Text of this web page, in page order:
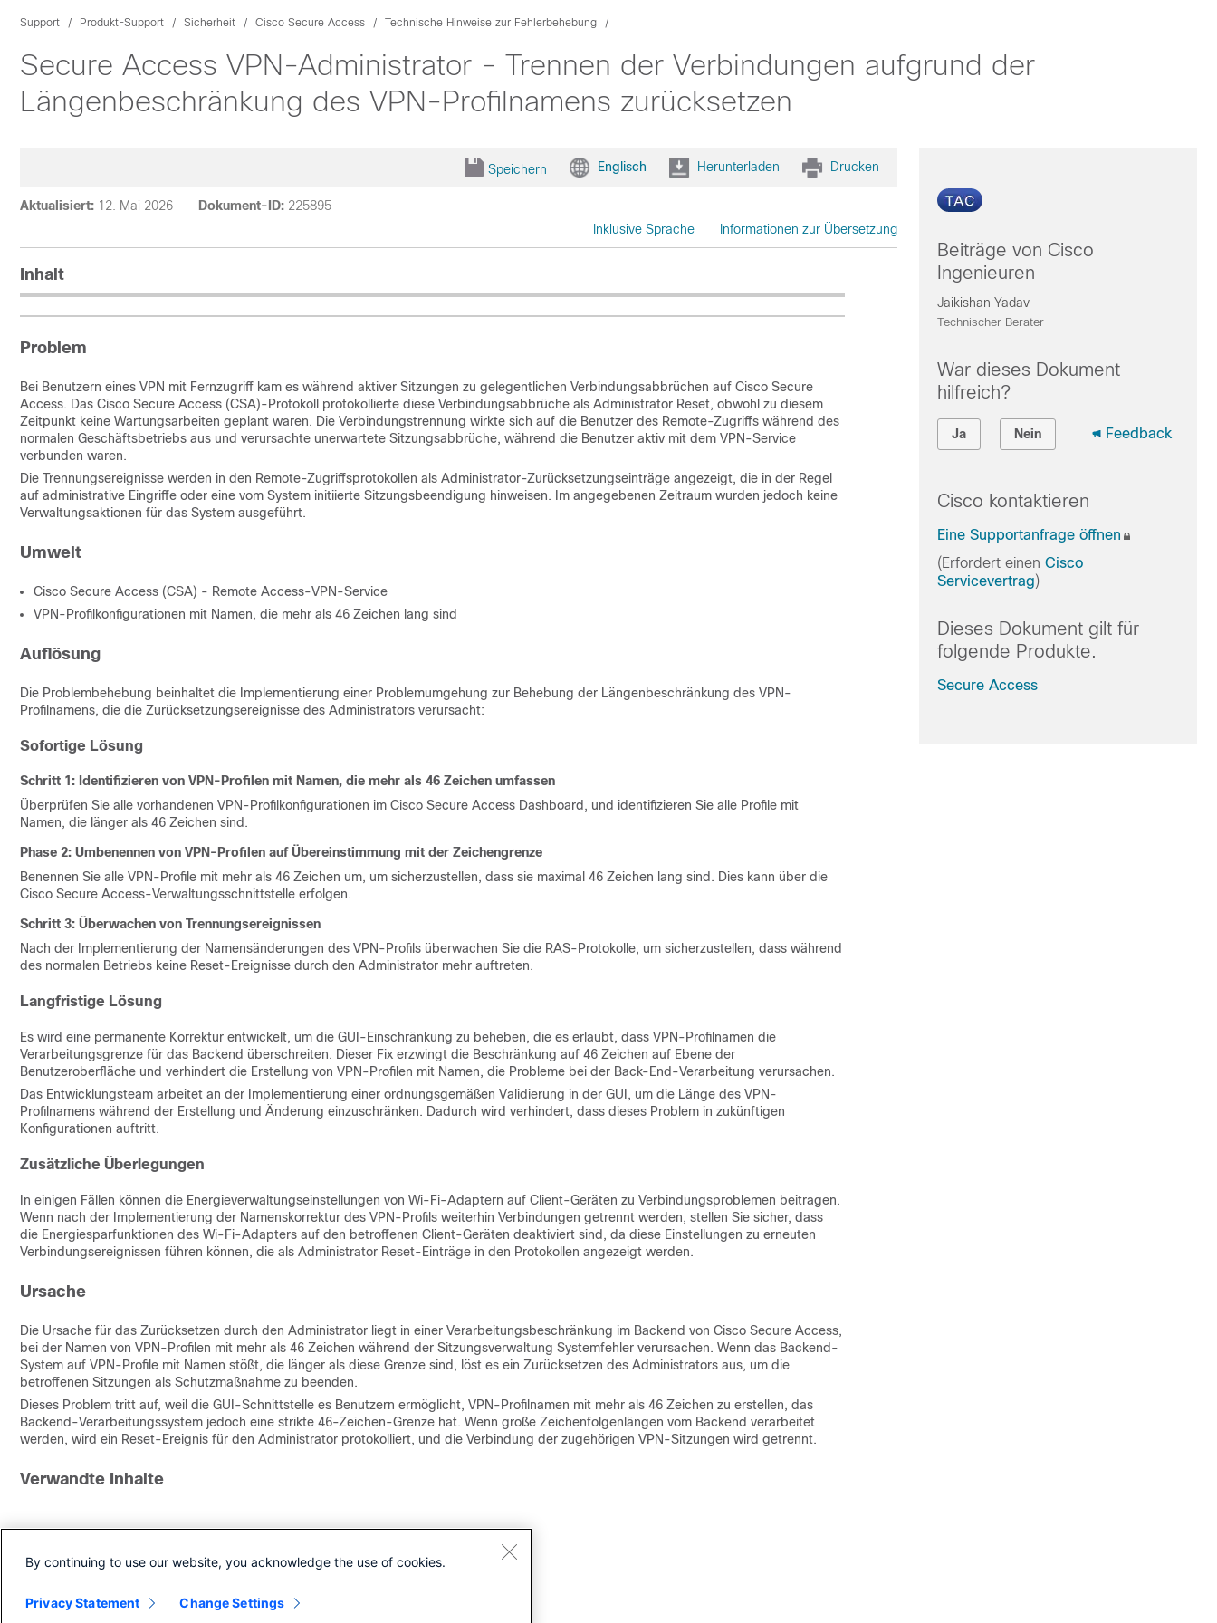
Support Produkt-Support Sicherheit Cisco Secure Access Technische Hinweise zur Fehlerbehebung
Secure Access VPN-Administrator - Trennen der Verbindungen aufgrund der
Längenbeschränkung des VPN-Profilnamens zurücksetzen
Speichern Englisch Herunterladen Drucken
Aktualisiert: 12. Mai 2026 Dokument-ID: 225895
Inklusive Sprache
Informationen zur Übersetzung
Inhalt
Problem
Bei Benutzern eines VPN mit Fernzugriff kam es während aktiver Sitzungen zu gelegentlichen Verbindungsabbrüchen auf Cisco Secure
Access. Das Cisco Secure Access (CSA)-Protokoll protokollierte diese Verbindungsabbrüche als Administrator Reset, obwohl zu diesem
Zeitpunkt keine Wartungsarbeiten geplant waren. Die Verbindungstrennung wirkte sich auf die Benutzer des Remote-Zugriffs während des
normalen Geschäftsbetriebs aus und verursachte unerwartete Sitzungsabbrüche, während die Benutzer aktiv mit dem VPN-Service
verbunden waren.
Die Trennungsereignisse werden in den Remote-Zugriffsprotokollen als Administrator-Zurücksetzungseinträge angezeigt, die in der Regel
auf administrative Eingriffe oder eine vom System initiierte Sitzungsbeendigung hinweisen. Im angegebenen Zeitraum wurden jedoch keine
Verwaltungsaktionen für das System ausgeführt.
Umwelt
Cisco Secure Access (CSA) - Remote Access-VPN-Service
VPN-Profilkonfigurationen mit Namen, die mehr als 46 Zeichen lang sind
Auflösung
Die Problembehebung beinhaltet die Implementierung einer Problemumgehung zur Behebung der Längenbeschränkung des VPN-
Profilnamens, die die Zurücksetzungsereignisse des Administrators verursacht:
Sofortige Lösung
Schritt 1: Identifizieren von VPN-Profilen mit Namen, die mehr als 46 Zeichen umfassen
Überprüfen Sie alle vorhandenen VPN-Profilkonfigurationen im Cisco Secure Access Dashboard, und identifizieren Sie alle Profile mit
Namen, die länger als 46 Zeichen sind.
Phase 2: Umbenennen von VPN-Profilen auf Übereinstimmung mit der Zeichengrenze
Benennen Sie alle VPN-Profile mit mehr als 46 Zeichen um, um sicherzustellen, dass sie maximal 46 Zeichen lang sind. Dies kann über die
Cisco Secure Access-Verwaltungsschnittstelle erfolgen.
Schritt 3: Überwachen von Trennungsereignissen
Nach der Implementierung der Namensänderungen des VPN-Profils überwachen Sie die RAS-Protokolle, um sicherzustellen, dass während
des normalen Betriebs keine Reset-Ereignisse durch den Administrator mehr auftreten.
Langfristige Lösung
Es wird eine permanente Korrektur entwickelt, um die GUI-Einschränkung zu beheben, die es erlaubt, dass VPN-Profilnamen die
Verarbeitungsgrenze für das Backend überschreiten. Dieser Fix erzwingt die Beschränkung auf 46 Zeichen auf Ebene der
Benutzeroberfläche und verhindert die Erstellung von VPN-Profilen mit Namen, die Probleme bei der Back-End-Verarbeitung verursachen.
Das Entwicklungsteam arbeitet an der Implementierung einer ordnungsgemäßen Validierung in der GUI, um die Länge des VPN-
Profilnamens während der Erstellung und Änderung einzuschränken. Dadurch wird verhindert, dass dieses Problem in zukünftigen
Konfigurationen auftritt.
Zusätzliche Überlegungen
In einigen Fällen können die Energieverwaltungseinstellungen von Wi-Fi-Adaptern auf Client-Geräten zu Verbindungsproblemen beitragen.
Wenn nach der Implementierung der Namenskorrektur des VPN-Profils weiterhin Verbindungen getrennt werden, stellen Sie sicher, dass
die Energiesparfunktionen des Wi-Fi-Adapters auf den betroffenen Client-Geräten deaktiviert sind, da diese Einstellungen zu erneuten
Verbindungsereignissen führen können, die als Administrator Reset-Einträge in den Protokollen angezeigt werden.
Ursache
Die Ursache für das Zurücksetzen durch den Administrator liegt in einer Verarbeitungsbeschränkung im Backend von Cisco Secure Access,
bei der Namen von VPN-Profilen mit mehr als 46 Zeichen während der Sitzungsverwaltung Systemfehler verursachen. Wenn das Backend-
System auf VPN-Profile mit Namen stößt, die länger als diese Grenze sind, löst es ein Zurücksetzen des Administrators aus, um die
betroffenen Sitzungen als Schutzmaßnahme zu beenden.
Dieses Problem tritt auf, weil die GUI-Schnittstelle es Benutzern ermöglicht, VPN-Profilnamen mit mehr als 46 Zeichen zu erstellen, das
Backend-Verarbeitungssystem jedoch eine strikte 46-Zeichen-Grenze hat. Wenn große Zeichenfolgenlängen vom Backend verarbeitet
werden, wird ein Reset-Ereignis für den Administrator protokolliert, und die Verbindung der zugehörigen VPN-Sitzungen wird getrennt.
Verwandte Inhalte
Überarbeitung Veröffentlichungsdatum Kommentare
1.0 12-May-2026 Erstveröffentlichung
Beiträge von Cisco
Ingenieuren
Jaikishan Yadav
Technischer Berater
War dieses Dokument
hilfreich?
Ja Nein Feedback
Cisco kontaktieren
Eine Supportanfrage öffnen
(Erfordert einen Cisco
Servicevertrag)
Dieses Dokument gilt für
folgende Produkte.
Secure Access
By continuing to use our website, you acknowledge the use of cookies.
Privacy Statement Change Settings